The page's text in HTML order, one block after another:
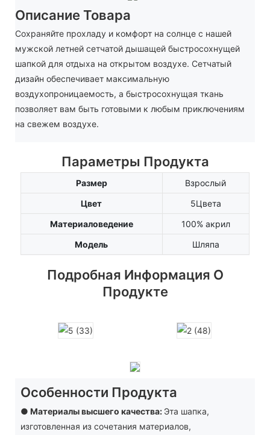
Описание Товара
Сохраняйте прохладу и комфорт на солнце с нашей
мужской летней сетчатой ​​дышащей быстросохнущей
шапкой для отдыха на открытом воздухе. Сетчатый
дизайн обеспечивает максимальную
воздухопроницаемость, а быстросохнущая ткань
позволяет вам быть готовыми к любым приключениям
на свежем воздухе.
Параметры Продукта
Размер
Взрослый
Цвет
5Цвета
Материаловедение
100% акрил
Модель
Шляпа
Подробная Информация О
Продукте
Особенности Продукта
● Материалы высшего качества: Эта шапка,
изготовленная из сочетания материалов,